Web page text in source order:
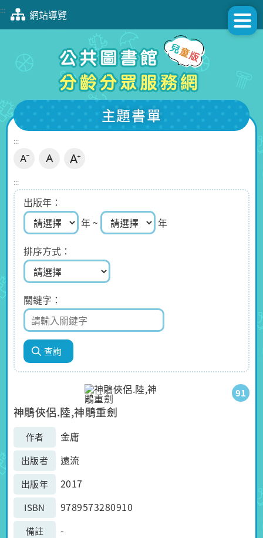
跳
塊
::: 網站導覽
主題書單
:::
:::
出版年
年 ~
年
排序方式
關鍵字
91
神鵰俠侶.陸,神鵰重劍
作者 金庸
出版者 遠流
出版年 2017
ISBN 9789573280910
備註 -